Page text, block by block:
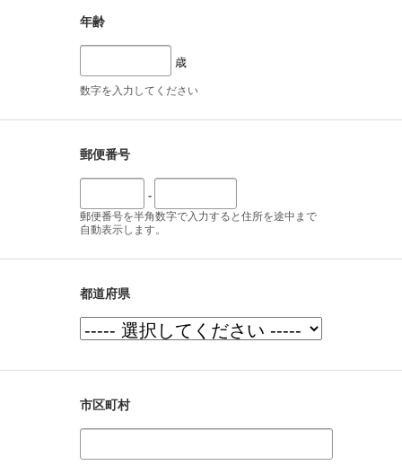
年齢
歳
数字を入力してください
郵便番号
-
郵便番号を半角数字で入力すると住所を途中まで
自動表示します。
都道府県
市区町村